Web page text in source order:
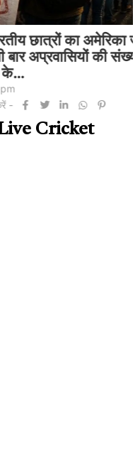
अमेरिका जाना
की संख्या घटी;
Cricket